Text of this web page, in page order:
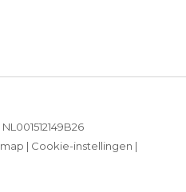
| Cookie-instellingen |